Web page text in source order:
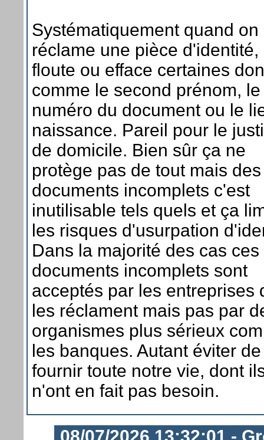
Systématiquement quand on
réclame une pièce d'identité,
floute ou efface certaines
comme le second prénom, le
numéro du document ou le
naissance. Pareil pour le
de domicile. Bien sûr ça ne
protège pas de tout mais des
documents incomplets c'est
inutilisable tels quels et ça
les risques d'usurpation
Dans la majorité des cas ces
documents incomplets sont
acceptés par les entreprises
les réclament mais pas par
organismes plus sérieux
les banques. Autant éviter
fournir toute notre vie, dont
n'ont en fait pas besoin.
08/07/2026 13:32:01 -